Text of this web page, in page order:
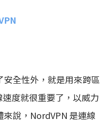
安全性外，就是用來跨區
度就很重要了，以威力
來說，NordVPN 是連線